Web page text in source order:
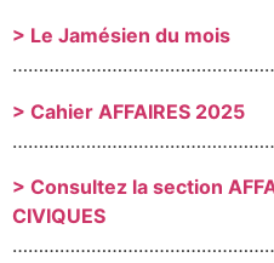
> Le Jamésien du mois
> Cahier AFFAIRES 2025
> Consultez la section
CIVIQUES